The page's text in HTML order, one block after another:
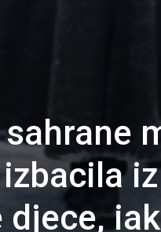
djece,